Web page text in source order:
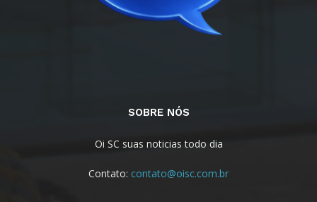
SOBRE NÓS
Oi SC suas noticias todo dia
Contato: contato@oisc.com.br